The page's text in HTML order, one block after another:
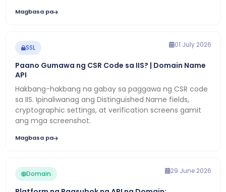
Magbasa pa
SSL 01 July 2026
Paano Gumawa ng CSR Code sa IIS? | Domain Name
API
Hakbang-hakbang na gabay sa paggawa ng CSR code
sa IIS. Ipinaliwanag ang Distinguished Name fields,
cryptographic settings, at verification screens gamit
ang mga screenshot.
Magbasa pa
Domain 29 June 2026